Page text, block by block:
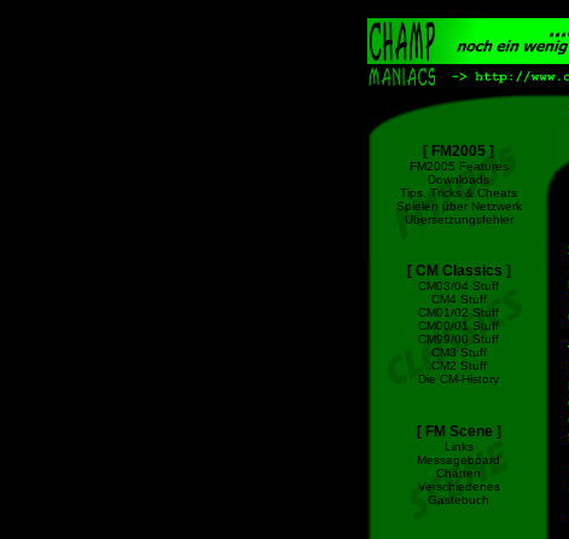
[ FM2005 ]
FM2005 Features
Downloads
Tips, Tricks & Cheats
Spielen über Netzwerk
Übersetzungsfehler
[ CM Classics ]
CM03/04 Stuff
CM4 Stuff
CM01/02 Stuff
CM00/01 Stuff
CM99/00 Stuff
CM3 Stuff
CM2 Stuff
Die CM-History
[ FM Scene ]
Links
Messageboard
Chatten
Verschiedenes
Gästebuch